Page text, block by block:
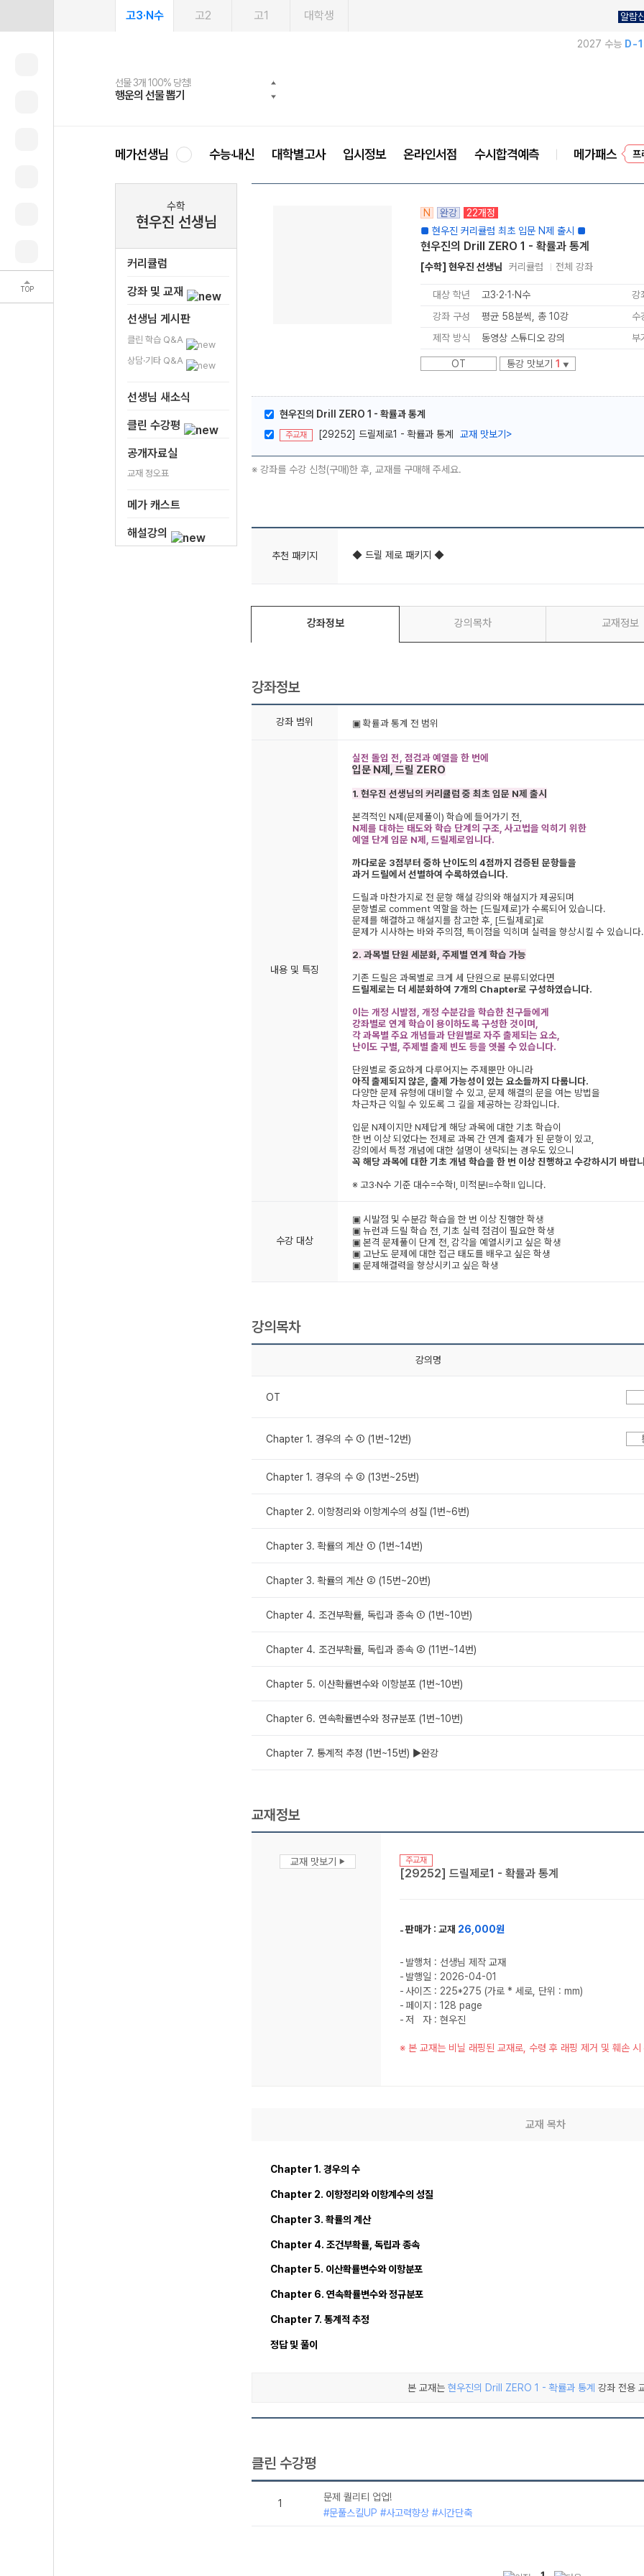
TOP
고3·N수 고2 고1 대학생 알람
2027 수능 D-
메가스터디
선물 3개 100% 당첨!
행운의 선물 뽑기
선물 100% 증정!
메가스터디 X 올리브
여름방학 스터디 캐시백
메가런 썸머스쿨
2027 러셀 단과
강사 공개선발
스마트러닝앱
설문 EVENT
메가패스
3일 무료 체험권
메가패스 수강생 무료혜택!
메가클럽 멤버십
사회공헌 캠페인
희망이룸 메가나눔
메가선생님 수능·내신 대학별고사 입시정보 온라인서점 수시합격예측 메가패스
프
수학
현우진 선생님
커리큘럼
강좌 및 교재
선생님 게시판
클린 학습 Q&A
상담·기타 Q&A
선생님 새소식
클린 수강평
공개자료실
교재 정오표
메가 캐스트
해설강의
N 완강
22개정
■ 현우진 커리큘럼 최초 입문 N제 출시 ■
현우진의 Drill ZERO 1 - 확률과 통계
[수학] 현우진 선생님 커리큘럼 전체 강좌
대상 학년 고3·2·1·N수
강
강좌 구성
평균 58분씩, 총 10강
수
제작 방식
동영상 스튜디오 강의 부
OT 통강 맛보기 1 ▼
현우진의 Drill ZERO 1 - 확률과 통계
주교재 [29252] 드릴제로1 - 확률과 통계 교재 맛보기 >
※ 강좌를 수강 신청(구매)한 후, 교재를 구매해 주세요.
추천 패키지 ◆ 드릴 제로 패키지 ◆
강좌정보 강의목차 교재정보
강좌정보
강좌 범위 ▣ 확률과 통계 전 범위
내용 및 특징
실전 돌입 전, 점검과 예열을 한 번에
입문 N제, 드릴 ZERO
1. 현우진 선생님의 커리큘럼 중 최초 입문 N제 출시
본격적인 N제(문제풀이) 학습에 들어가기 전,
N제를 대하는 태도와 학습 단계의 구조, 사고법을 익히기 위한
예열 단계 입문 N제, 드릴제로입니다.
까다로운 3점부터 중하 난이도의 4점까지 검증된 문항들을
과거 드릴에서 선별하여 수록하였습니다.
드릴과 마찬가지로 전 문항 해설 강의와 해설지가 제공되며
문항별로 comment 역할을 하는 [드릴제로]가 수록되어 있습니다.
문제를 해결하고 해설지를 참고한 후, [드릴제로]로
문제가 시사하는 바와 주의점, 특이점을 익히며 실력을 향상시킬 수 있습니
2. 과목별 단원 세분화, 주제별 연계 학습 가능
기존 드릴은 과목별로 크게 세 단원으로 분류되었다면
드릴제로는 더 세분화하여 7개의 Chapter로 구성하였습니다.
이는 개정 시발점, 개정 수분감을 학습한 친구들에게
강좌별로 연계 학습이 용이하도록 구성한 것이며,
각 과목별 주요 개념들과 단원별로 자주 출제되는 요소,
난이도 구별, 주제별 출제 빈도 등을 엿볼 수 있습니다.
단원별로 중요하게 다루어지는 주제뿐만 아니라
아직 출제되지 않은, 출제 가능성이 있는 요소들까지 다룹니다.
다양한 문제 유형에 대비할 수 있고, 문제 해결의 문을 여는 방법을
차근차근 익힐 수 있도록 그 길을 제공하는 강좌입니다.
입문 N제이지만 N제답게 해당 과목에 대한 기초 학습이
한 번 이상 되었다는 전제로 과목 간 연계 출제가 된 문항이 있고,
강의에서 특정 개념에 대한 설명이 생략되는 경우도 있으니
꼭 해당 과목에 대한 기초 개념 학습을 한 번 이상 진행하고 수강하시기 바랍
※ 고3·N수 기준 대수=수학l, 미적분l=수학ll 입니다.
수강 대상
▣ 시발점 및 수분감 학습을 한 번 이상 진행한 학생
▣ 뉴런과 드릴 학습 전, 기초 실력 점검이 필요한 학생
▣ 본격 문제풀이 단계 전, 감각을 예열시키고 싶은 학생
▣ 고난도 문제에 대한 접근 태도를 배우고 싶은 학생
▣ 문제해결력을 향상시키고 싶은 학생
강의목차
강의명
OT
Chapter 1. 경우의 수 ① (1번~12번)
Chapter 1. 경우의 수 ② (13번~25번)
Chapter 2. 이항정리와 이항계수의 성질 (1번~6번)
Chapter 3. 확률의 계산 ① (1번~14번)
Chapter 3. 확률의 계산 ② (15번~20번)
Chapter 4. 조건부확률, 독립과 종속 ① (1번~10번)
Chapter 4. 조건부확률, 독립과 종속 ② (11번~14번)
Chapter 5. 이산확률변수와 이항분포 (1번~10번)
Chapter 6. 연속확률변수와 정규분포 (1번~10번)
Chapter 7. 통계적 추정 (1번~15번) ▶완강
교재정보
교재 맛보기 ▶ 주교재
[29252] 드릴제로1 - 확률과 통계
판매가 : 교재 26,000원
발행처 : 선생님 제작 교재
발행일 : 2026-04-01
사이즈 : 225*275 (가로 * 세로, 단위 : mm)
페이지 : 128 page
저 자 : 현우진
※ 본 교재는 비닐 래핑된 교재로, 수령 후 래핑 제거 및 훼손 시
교재 목차
Chapter 1. 경우의 수
Chapter 2. 이항정리와 이항계수의 성질
Chapter 3. 확률의 계산
Chapter 4. 조건부확률, 독립과 종속
Chapter 5. 이산확률변수와 이항분포
Chapter 6. 연속확률변수와 정규분포
Chapter 7. 통계적 추정
정답 및 풀이
본 교재는 현우진의 Drill ZERO 1 - 확률과 통계 강좌 전용
클린 수강평
1
문제 퀄리티 업업!
#문풀스킬UP #사고력향상 #시간단축